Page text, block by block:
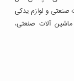
صنعتی و لوازم یدکی
قیمت در ماشین آلات صنعتی،